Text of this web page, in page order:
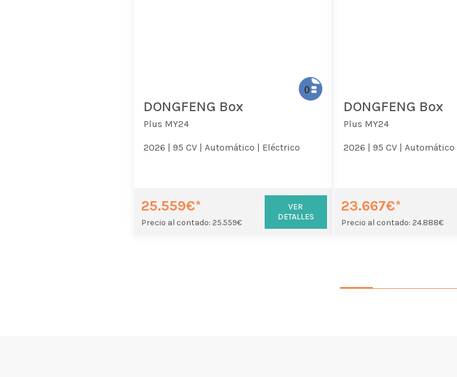
DONGFENG Box
Plus MY24
2026 | 95 CV | Automático | Eléctrico
25.559€*
Precio al contado: 25.559€
VER
DETALLES
DONGFENG Box
Plus MY24
2026 | 95 CV | Automático |
23.667€*
Precio al contado: 24.888€